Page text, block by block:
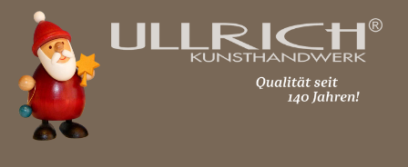
Zum Hauptinhalt springen